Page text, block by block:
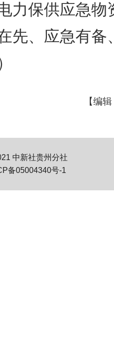
力保供应急物
先、应急有备
【编
中新社贵州分社
备05004340号-1